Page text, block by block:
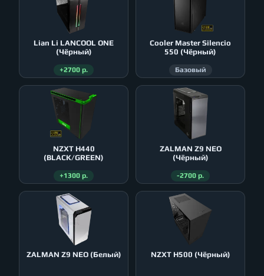
Lian Li LANCOOL ONE
(Чёрный)
+2700 р.
Cooler Master Silencio
550 (Чёрный)
Базовый
NZXT H440
(BLACK/GREEN)
+1300 р.
ZALMAN Z9 NEO
(Чёрный)
-2700 р.
ZALMAN Z9 NEO (Белый) NZXT H500 (Чёрный)